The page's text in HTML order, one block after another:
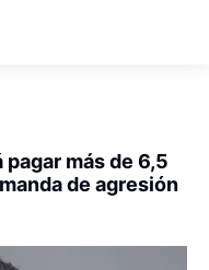
más de 6,5
de agresión